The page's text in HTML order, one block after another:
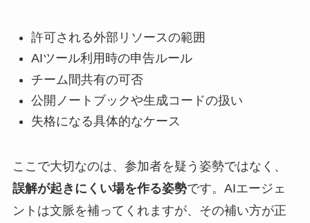
許可される外部リソースの範囲
AIツール利用時の申告ルール
チーム間共有の可否
公開ノートブックや生成コードの扱い
失格になる具体的なケース
ここで大切なのは、参加者を疑う姿勢ではなく、
誤解が起きにくい場を作る姿勢です。AIエージェ
ントは文脈を補ってくれますが、その補い方が正